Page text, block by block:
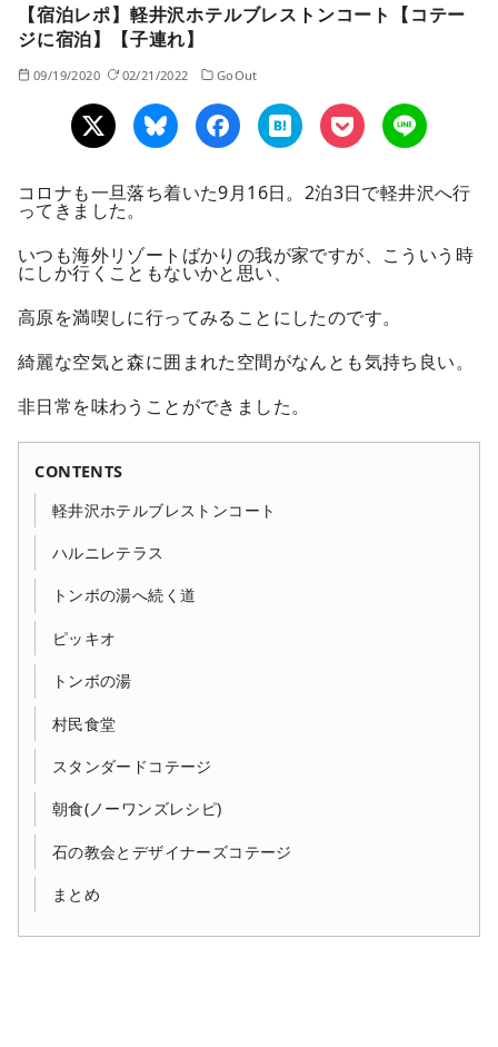
【宿泊レポ】軽井沢ホテルブレストンコート【コテー
ジに宿泊】【子連れ】
09/19/2020 02/21/2022 GoOut
コロナも一旦落ち着いた9月16日。2泊3日で軽井沢へ行
ってきました。
いつも海外リゾートばかりの我が家ですが、こういう時
にしか行くこともないかと思い、
高原を満喫しに行ってみることにしたのです。
綺麗な空気と森に囲まれた空間がなんとも気持ち良い。
非日常を味わうことができました。
CONTENTS
軽井沢ホテルブレストンコート
ハルニレテラス
トンボの湯へ続く道
ピッキオ
トンボの湯
村民食堂
スタンダードコテージ
朝食(ノーワンズレシピ)
石の教会とデザイナーズコテージ
まとめ